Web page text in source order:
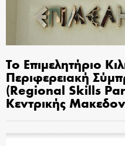
Το Επιμελητήριο
Περιφερειακή
(Regional Skills
Κεντρικής